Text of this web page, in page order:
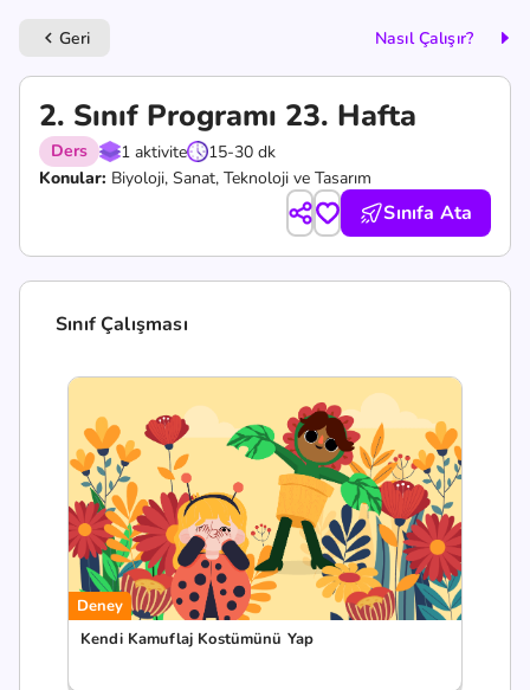
keyboard_arrow_left Geri Nasıl Çalışır?
2. Sınıf Programı 23. Hafta
Ders 1 aktivite
15-30 dk
Konular: Biyoloji, Sanat, Teknoloji ve Tasarım
Sınıfa Ata
Sınıf Çalışması
Deney
Kendi Kamuflaj Kostümünü Yap